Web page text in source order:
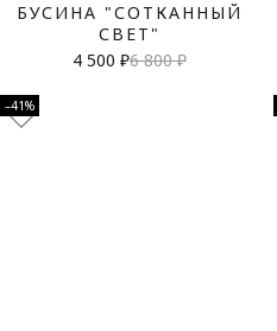
БУСИНА "СОТКАННЫЙ
СВЕТ"
4 500 ₽6 800 ₽
–41%